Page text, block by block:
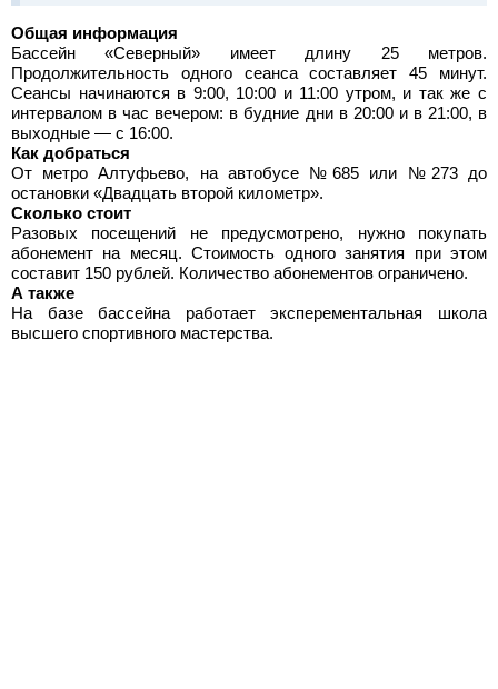
Общая информация
Бассейн «Северный» имеет длину 25 метров.
Продолжительность одного сеанса составляет 45 минут.
Сеансы начинаются в 9:00, 10:00 и 11:00 утром, и так же с
интервалом в час вечером: в будние дни в 20:00 и в 21:00, в
выходные — с 16:00.
Как добраться
От метро Алтуфьево, на автобусе №685 или №273 до
остановки «Двадцать второй километр».
Сколько стоит
Разовых посещений не предусмотрено, нужно покупать
абонемент на месяц. Стоимость одного занятия при этом
составит 150 рублей. Количество абонементов ограничено.
А также
На базе бассейна работает эксперементальная школа
высшего спортивного мастерства.